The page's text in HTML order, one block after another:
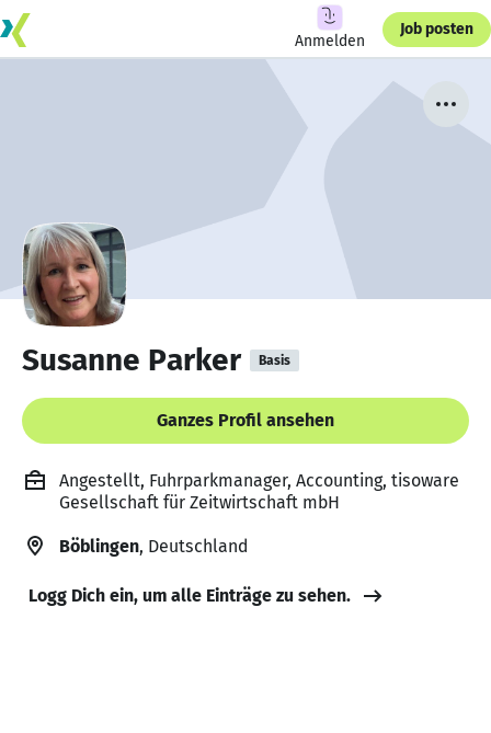
Anmelden
Job posten
Susanne Parker Basis
Ganzes Profil ansehen
Angestellt, Fuhrparkmanager, Accounting, tisoware
Gesellschaft für Zeitwirtschaft mbH
Böblingen, Deutschland
Logg Dich ein, um alle Einträge zu sehen.